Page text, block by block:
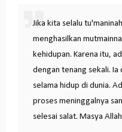
Jika kita selalu
menghasilkan
kehidupan. Karena itu,
dengan tenang sekali. Ia
selama hidup di dunia.
proses meninggalnya
selesai salat. Masya